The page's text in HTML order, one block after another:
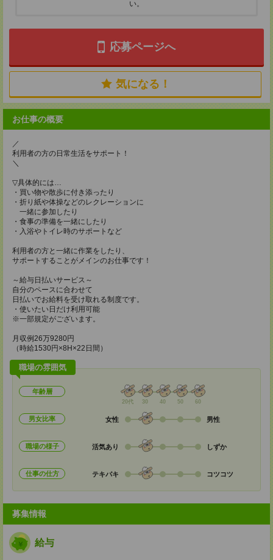
い。
応募ページへ
気になる！
お仕事の概要
／
利用者の方の日常生活をサポート！
＼
▽具体的には…
・買い物や散歩に付き添ったり
・折り紙や体操などのレクレーションに
一緒に参加したり
・食事の準備を一緒にしたり
・入浴やトイレ時のサポートなど
利用者の方と一緒に作業をしたり、
サポートすることがメインのお仕事です！
～給与日払いサービス～
自分のペースに合わせて
日払いでお給料を受け取れる制度です。
・使いたい日だけ利用可能
※一部規定がございます。
月収例26万9280円
（時給1530円×8H×22日間）
職場の雰囲気
年齢層
20代 30 40 50 60
男女比率 女性 男性
職場の様子 活気あり しずか
仕事の仕方 テキパキ コツコツ
募集情報
給与